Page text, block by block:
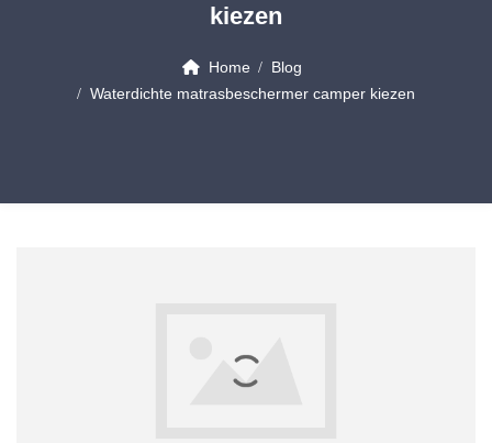
kiezen
Home
Blog
Waterdichte matrasbeschermer camper kiezen